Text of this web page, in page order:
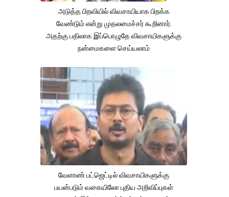
அடுத்த பிறவியில் விவசாயியாக பிறக்க
வேண்டும் என்று முதலமைச்சர் கூறினார்.
அதற்கு பதிலாக இப்பொழுதே விவசாயிகளுக்கு
நன்மைகளை செய்யலாம்
வேளாண் பட்ஜெட்டில் விவசாயிகளுக்கு
பயன்படும் வகையிலோ புதிய அறிவிப்புகள்